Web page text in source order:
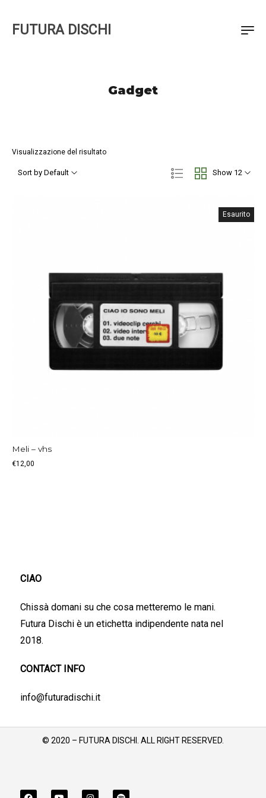
FUTURA DISCHI
Gadget
Visualizzazione del risultato
Show 12
Sort by Default
Esaurito
Meli – vhs
€12,00
CIAO
Chissà domani su che cosa metteremo le mani.
Futura Dischi è un etichetta indipendente nata nel
2018.
CONTACT INFO
info@futuradischi.it
© 2020 – FUTURA DISCHI. ALL RIGHT RESERVED.